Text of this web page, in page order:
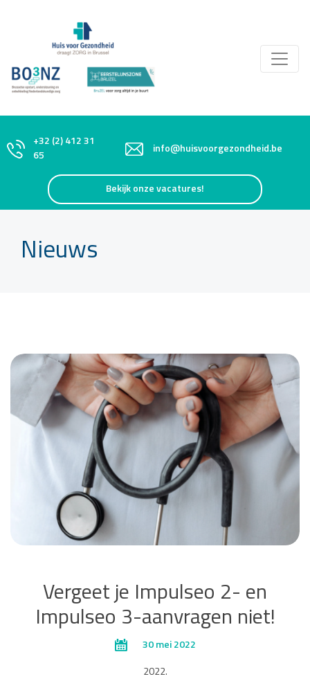
+32 (2) 412 31
65
info@huisvoorgezondheid.be
Bekijk onze vacatures!
Nieuws
Vergeet je Impulseo 2- en
Impulseo 3-aanvragen niet!
30 mei 2022
2022.